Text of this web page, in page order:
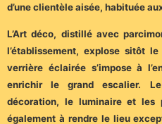
d’une clientèle aisée, habituée
L’Art déco, distillé avec
l’établissement, explose sitôt
verrière éclairée s’impose à
enrichir le grand escalier.
décoration, le luminaire et les
également à rendre le lieu